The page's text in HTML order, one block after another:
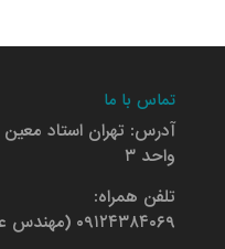
تماس با ما
واحد ۳
تلفن همراه:
۰۹۱۲۴۳۸۴۰۶۹ (مهندس علیزاده)